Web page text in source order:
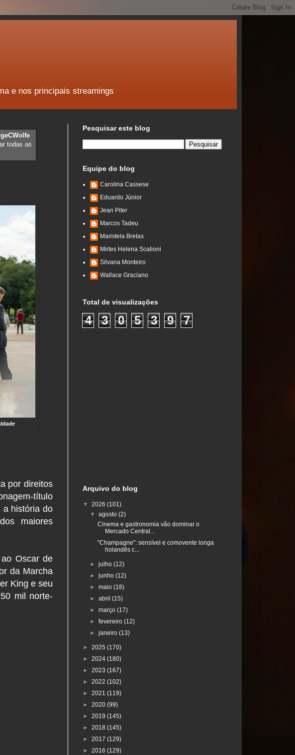
e nos principais streamings
todas as
por direitos
título
a história do
maiores
Oscar de
da Marcha
King e seu
mil norte-
Pesquisar este blog
Equipe do blog
Carolina Cassese
Eduardo Júnior
Jean Piter
Marcos Tadeu
Maristela Bretas
Mirtes Helena Scalioni
Silvana Monteiro
Wallace Graciano
Total de visualizações
4 3 0 5 3 9 7
Arquivo do blog
▼ 2026 (101)
▼agosto(2)
Cinema e gastronomia vão dominar o
Mercado Central...
"Champagne": sensível e comovente longa
holandês c...
►julho(12)
►junho(12)
►maio(18)
►abril(15)
►março(17)
►fevereiro(12)
►janeiro(13)
► 2025 (170)
► 2024 (180)
► 2023 (167)
► 2022 (102)
► 2021 (119)
► 2020 (99)
► 2019 (145)
► 2018 (145)
► 2017 (129)
► 2016 (129)